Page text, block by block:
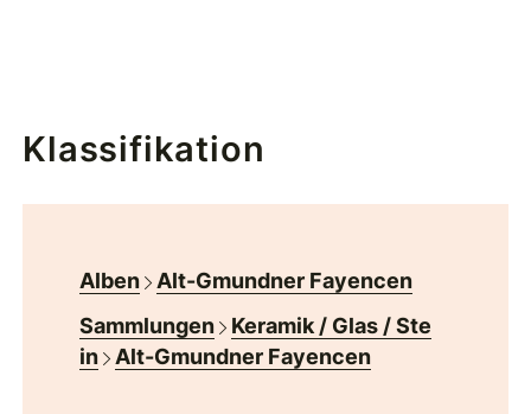
Klassifikation
Alben
Alt-Gmundner Fayencen
Sammlungen
Keramik / Glas / Ste
in
Alt-Gmundner Fayencen